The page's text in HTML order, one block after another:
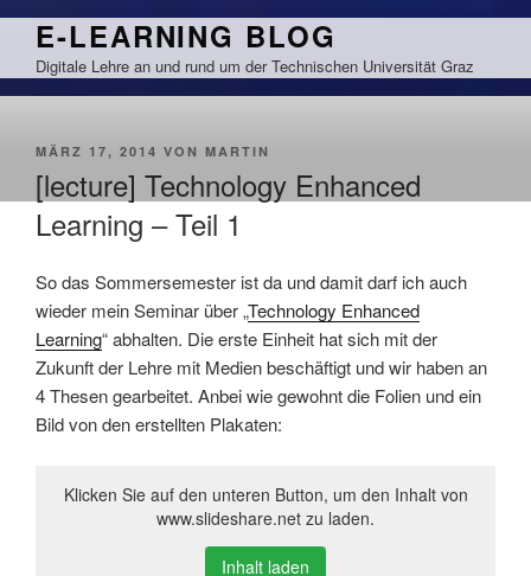
Zum
springen
E-LEARNING BLOG
Digitale Lehre an und rund um der Technischen Universität Graz
VERÖFFENTLICHT
MÄRZ 17, 2014 VON MARTIN
[lecture] Technology Enhanced
Learning – Teil 1
So das Sommersemester ist da und damit darf ich auch
wieder mein Seminar über „Technology Enhanced
Learning“ abhalten. Die erste Einheit hat sich mit der
Zukunft der Lehre mit Medien beschäftigt und wir haben an
4 Thesen gearbeitet. Anbei wie gewohnt die Folien und ein
Bild von den erstellten Plakaten:
Klicken Sie auf den unteren Button, um den Inhalt von
www.slideshare.net zu laden.
Inhalt laden